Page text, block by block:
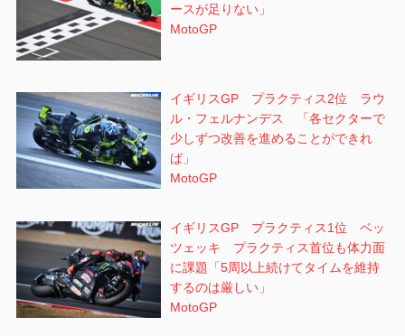
ースが足りない」
MotoGP
イギリスGP プラクティス2位 ラウ
ル・フェルナンデス 「各セクターで
少しずつ改善を進めることができれ
ば」
MotoGP
イギリスGP プラクティス1位 ベッ
ツェッキ プラクティス首位も体力面
に課題「5周以上続けてタイムを維持
するのは厳しい」
MotoGP